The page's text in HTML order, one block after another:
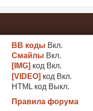
BB коды Вкл.
Смайлы Вкл.
[IMG] код Вкл.
[VIDEO] код Вкл.
HTML код Выкл.
Правила форума